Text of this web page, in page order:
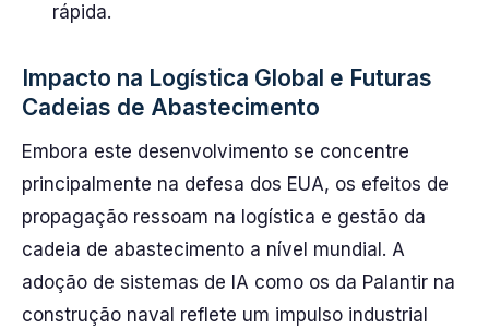
rápida.
Impacto na Logística Global e Futuras
Cadeias de Abastecimento
Embora este desenvolvimento se concentre
principalmente na defesa dos EUA, os efeitos de
propagação ressoam na logística e gestão da
cadeia de abastecimento a nível mundial. A
adoção de sistemas de IA como os da Palantir na
construção naval reflete um impulso industrial